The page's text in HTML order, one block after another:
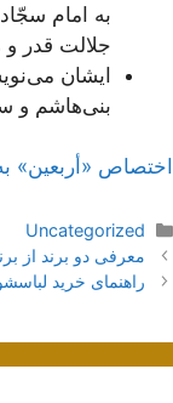
به امام
جلالت قدر
ایشان
بنی‌هاشم و
اختصاص «أربعين»
دسته‌ها
Uncategorized
ناوبری
نوشته‌ها
معرفی دو برند از
راهنمای خرید